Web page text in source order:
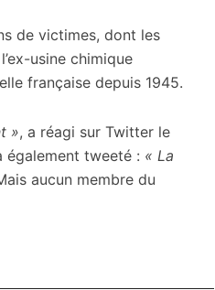
de victimes, dont les
usine chimique
française depuis 1945.
», a réagi sur Twitter le
également tweeté : « La
aucun membre du